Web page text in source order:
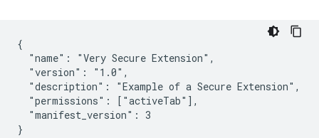
{
  "name": "Very Secure Extension",
  "version": "1.0",
  "description": "Example of a Secure Extension",
  "permissions": ["activeTab"],
  "manifest_version": 3